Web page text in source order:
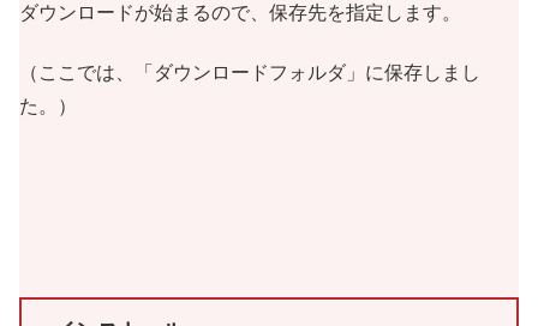
ダウンロードが始まるので、保存先を指定します。
（ここでは、「ダウンロードフォルダ」に保存しまし
た。）